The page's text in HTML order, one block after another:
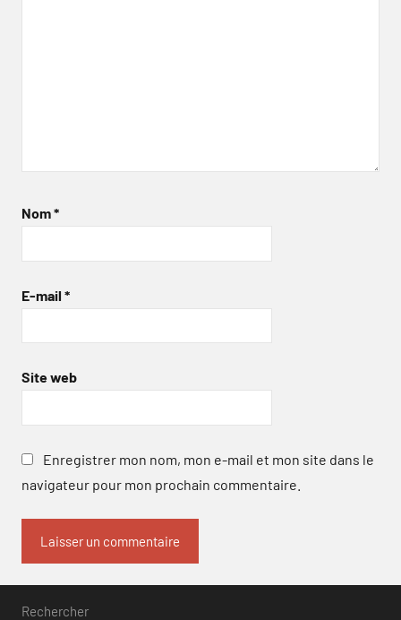
Nom*
E-mail *
Site web
Enregistrer mon nom, mon e-mail et mon site dans le
navigateur pour mon prochain commentaire.
Rechercher